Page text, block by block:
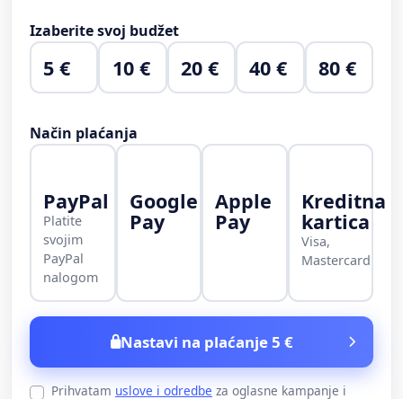
Izaberite svoj budžet
5 € 10 € 20 € 40 € 80 €
Način plaćanja
PayPal
Platite
svojim
PayPal
nalogom
Google
Pay
Apple
Pay
Kreditna
kartica
Visa,
Mastercard
Nastavi na plaćanje 5 €
Prihvatam uslove i odredbe za oglasne kampanje i